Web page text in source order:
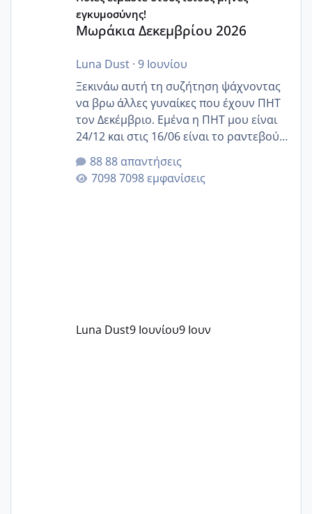
εγκυμοσύνης!
Μωράκια Δεκεμβρίου 2026
Luna Dust· 9 Ιουνίου
Ξεκινάω αυτή τη συζήτηση ψάχνοντας
να βρω άλλες γυναίκες που έχουν ΠΗΤ
τον Δεκέμβριο. Εμένα η ΠΗΤ μου είναι
24/12 και στις 16/06 είναι το ραντεβού
της αυχενικής διαφάνειας. Έχω αρκετό
άγχος και οι μέρες δεν φαίνεται να
περνάνε με τίποτα.
88 απαντήσεις
7098 εμφανίσεις
Luna Dust9 Ιουνίου9 Ιουν